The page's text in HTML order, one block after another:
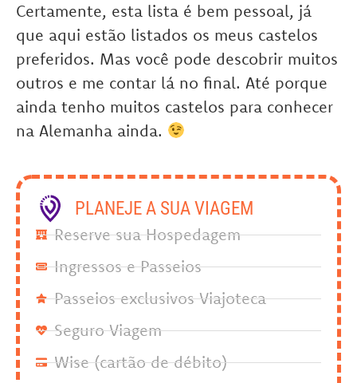
Certamente, esta lista é bem pessoal, já
que aqui estão listados os meus castelos
preferidos. Mas você pode descobrir muitos
outros e me contar lá no final. Até porque
ainda tenho muitos castelos para conhecer
na Alemanha ainda.
PLANEJE A SUA VIAGEM
Reserve sua Hospedagem
Ingressos e Passeios
Passeios exclusivos Viajoteca
Seguro Viagem
Wise (cartão de débito)